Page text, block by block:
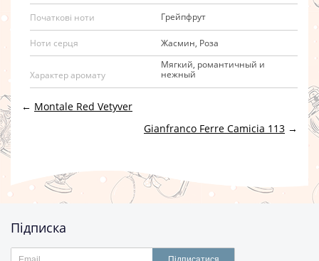
Початкові ноти Грейпфрут
Ноти серця Жасмин, Роза
Характер аромату
Мягкий, романтичный и
нежный
← Montale Red Vetyver
Gianfranco Ferre Camicia 113 →
Підписка